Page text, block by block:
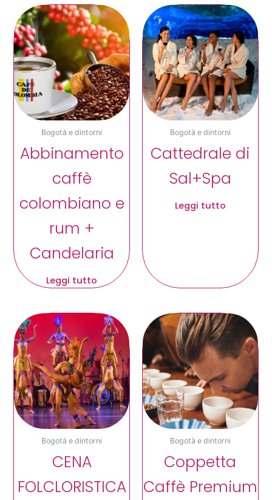
Bogotà e dintorni
Abbinamento
caffè
colombiano e
rum +
Candelaria
Leggi tutto
Bogotà e dintorni
Cattedrale di
Sal+Spa
Leggi tutto
Bogotà e dintorni
CENA
FOLCLORISTICA
Bogotà e dintorni
Coppetta
Caffè Premium